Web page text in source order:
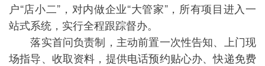
户“店小二”，对内做企业“大管家”，所有项目进入一
站式系统，实行全程跟踪督办。
落实首问负责制，主动前置一次性告知、上门现
场指导、收取资料，提供电话预约贴心办、快递免费